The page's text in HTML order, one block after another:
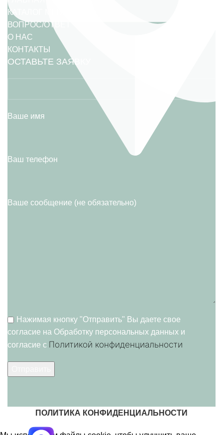
КАТАЛОГ МЕБЕЛИ
ВОПРОС/ОТВЕТ
О НАС
КОНТАКТЫ
ОСТАВЬТЕ ЗАЯВКУ
Ваше имя
Ваш телефон
Ваше сообщение (не обязательно)
Нажимая кнопку "Отправить" Вы даете свое
согласие на Обработку персональных данных и
согласие c Политикой конфиденциальности
ПОЛИТИКА КОНФИДЕНЦИАЛЬНОСТИ